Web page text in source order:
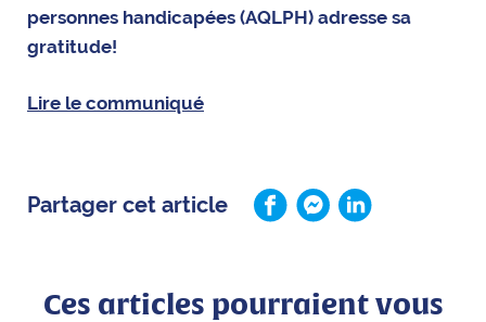
personnes handicapées (AQLPH) adresse sa
gratitude!
Lire le communiqué
Partager cet article
Ces articles pourraient vous